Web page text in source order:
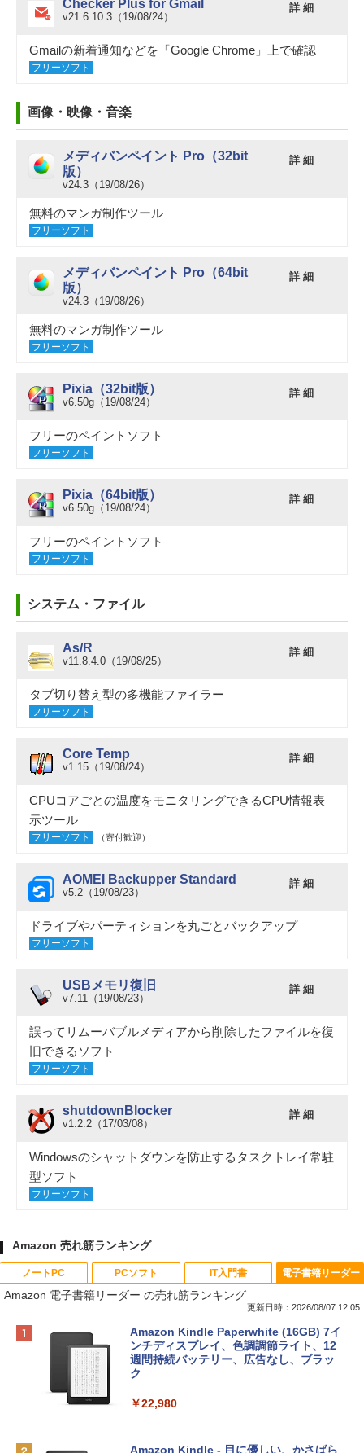
Checker Plus for Gmail
v21.6.10.3（19/08/24）
詳 細
Gmailの新着通知などを「Google Chrome」上で確認
フリーソフト
画像・映像・音楽
メディバンペイント Pro（32bit
版）
v24.3（19/08/26）
詳 細
無料のマンガ制作ツール
フリーソフト
メディバンペイント Pro（64bit
版）
v24.3（19/08/26）
詳 細
無料のマンガ制作ツール
フリーソフト
Pixia（32bit版）
v6.50g（19/08/24）
詳 細
フリーのペイントソフト
フリーソフト
Pixia（64bit版）
v6.50g（19/08/24）
詳 細
フリーのペイントソフト
フリーソフト
システム・ファイル
As/R
v11.8.4.0（19/08/25）
詳 細
タブ切り替え型の多機能ファイラー
フリーソフト
Core Temp
v1.15（19/08/24）
詳 細
CPUコアごとの温度をモニタリングできるCPU情報表
示ツール
フリーソフト （寄付歓迎）
AOMEI Backupper Standard
v5.2（19/08/23）
詳 細
ドライブやパーティションを丸ごとバックアップ
フリーソフト
USBメモリ復旧
v7.11（19/08/23）
詳 細
誤ってリムーバブルメディアから削除したファイルを復
旧できるソフト
フリーソフト
shutdownBlocker
v1.2.2（17/03/08）
詳 細
Windowsのシャットダウンを防止するタスクトレイ常駐
型ソフト
フリーソフト
Amazon 売れ筋ランキング
ノートPC
Apple 2026 MacBook Neo A18 Proチッ
プ搭載13インチノートブック：AIとAppl
e Intelligence、Liquid Retinaディスプ
レイ、8GBメモリ、512GB SSD、1080p
ィゴ + 3年延長 AppleCare+ for 13インチ
￥162,598
PCソフト
Robloxギフトカード - 800 Robux 【限
定バーチャルアイテムを含む】 【オンラ
インゲームコード】 ロブロックス | オン
ラインコード版
￥1,300
Microsoft Office Home & Business 202
IT入門書
生成AIパスポート公式テキスト 第４版
￥1,766
出す プロンプトの言葉 AI画像生成シリー
電子書籍リーダー
Amazon 電子書籍リーダー の売れ筋ランキング
更新日時：2026/08/07 12:05
Amazon Kindle Paperwhite (16GB) 7イ
ンチディスプレイ、色調調節ライト、12
週間持続バッテリー、広告なし、ブラッ
ク
￥22,980
Amazon Kindle - 目に優しい、かさばら